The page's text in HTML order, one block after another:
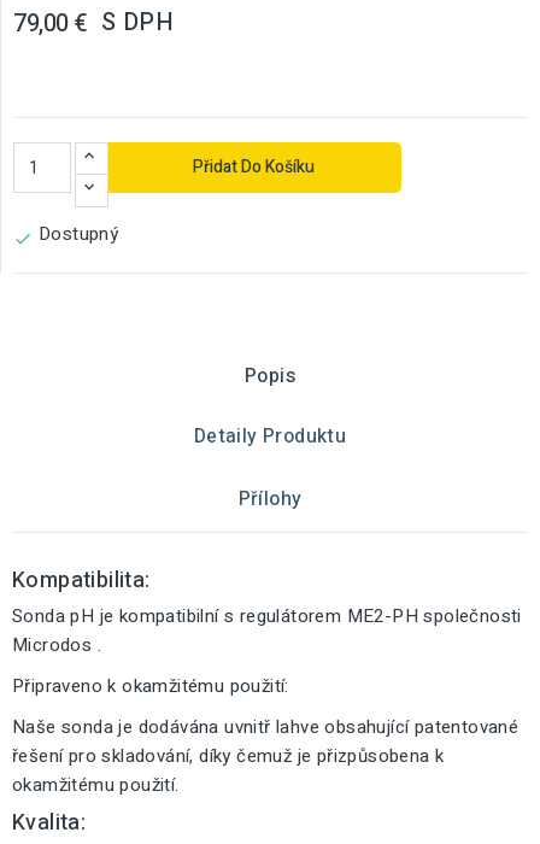
79,00 € S DPH
Přidat Do Košíku
 Dostupný
Popis
Detaily Produktu
Přílohy
Kompatibilita:
Sonda pH je kompatibilní s regulátorem ME2-PH společnosti
Microdos .
Připraveno k okamžitému použití:
Naše sonda je dodávána uvnitř lahve obsahující patentované
řešení pro skladování, díky čemuž je přizpůsobena k
okamžitému použití.
Kvalita: